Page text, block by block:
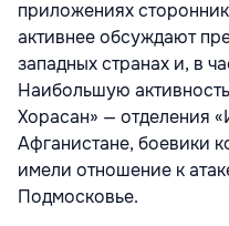
приложениях
активнее обсуждают
западных странах и, в
Наибольшую
Хорасан» — отделения
Афганистане, боевики
имели отношение к
Подмосковье.